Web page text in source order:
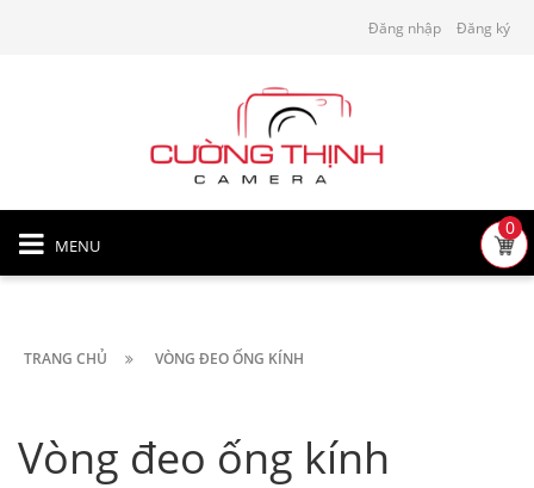
Đăng nhập Đăng ký
MENU
0
TRANG CHỦ VÒNG ĐEO ỐNG KÍNH
Vòng đeo ống kính